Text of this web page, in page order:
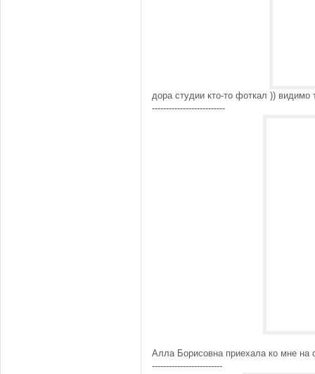
дора студии кто-то фоткал )) видимо
--------------------------
Алла Борисовна приехала ко мне на
-------------------------